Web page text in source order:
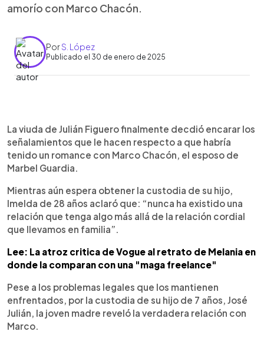
amorío con Marco Chacón.
PorS. López
Publicado el 30 de enero de 2025
► Escuchar artículo
La viuda de Julián Figuero finalmente decdió encarar los
señalamientos que le hacen respecto a que habría
tenido un romance con Marco Chacón, el esposo de
Marbel Guardia.
Mientras aún espera obtener la custodia de su hijo,
Imelda de 28 años aclaró que: “nunca ha existido una
relación que tenga algo más allá de la relación cordial
que llevamos en familia”.
Lee: La atroz critica de Vogue al retrato de Melania en
donde la comparan con una "maga freelance"
Pese a los problemas legales que los mantienen
enfrentados, por la custodia de su hijo de 7 años, José
Julián, la joven madre reveló la verdadera relación con
Marco.